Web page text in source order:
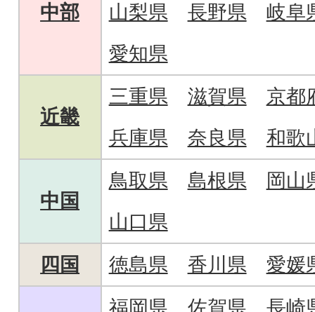
中部
山梨県
長野県
岐阜
愛知県
近畿
三重県 滋賀県
京都
兵庫県
奈良県 和歌
中国
鳥取県 島根県
岡山
山口県
四国
徳島県 香川県 愛媛
福岡県 佐賀県
長崎